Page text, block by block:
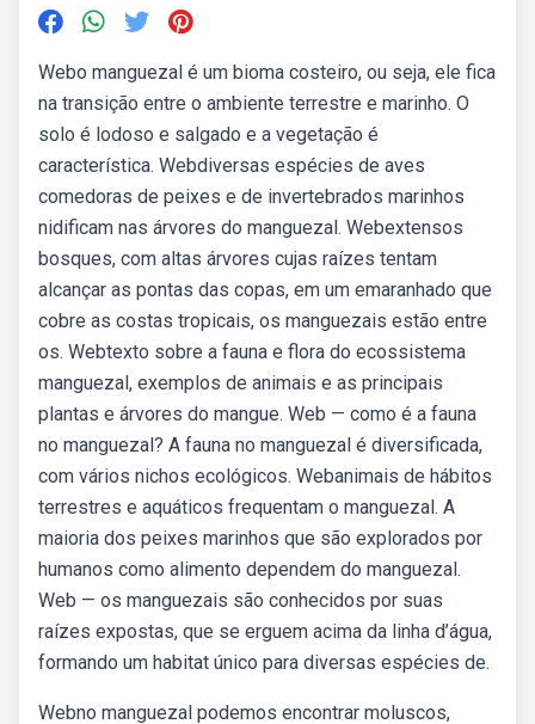
Webo manguezal é um bioma costeiro, ou seja, ele fica
na transição entre o ambiente terrestre e marinho. O
solo é lodoso e salgado e a vegetação é
característica. Webdiversas espécies de aves
comedoras de peixes e de invertebrados marinhos
nidificam nas árvores do manguezal. Webextensos
bosques, com altas árvores cujas raízes tentam
alcançar as pontas das copas, em um emaranhado que
cobre as costas tropicais, os manguezais estão entre
os. Webtexto sobre a fauna e flora do ecossistema
manguezal, exemplos de animais e as principais
plantas e árvores do mangue. Web — como é a fauna
no manguezal? A fauna no manguezal é diversificada,
com vários nichos ecológicos. Webanimais de hábitos
terrestres e aquáticos frequentam o manguezal. A
maioria dos peixes marinhos que são explorados por
humanos como alimento dependem do manguezal.
Web — os manguezais são conhecidos por suas
raízes expostas, que se erguem acima da linha d’água,
formando um habitat único para diversas espécies de.
Webno manguezal podemos encontrar moluscos,